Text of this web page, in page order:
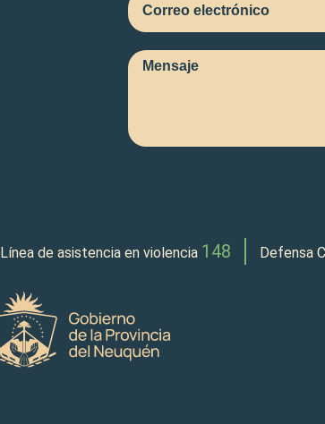
Línea de asistencia en violencia 148 Defensa